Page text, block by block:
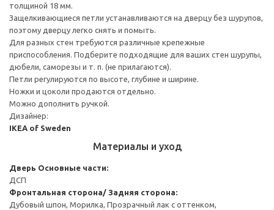
толщиной 18 мм.
Защелкивающиеся петли устанавливаются на дверцу без шурупов,
поэтому дверцу легко снять и помыть.
Для разных стен требуются различные крепежные
приспособления. Подберите подходящие для ваших стен шурупы,
дюбели, саморезы и т. п. (не прилагаются).
Петли регулируются по высоте, глубине и ширине.
Ножки и цоколи продаются отдельно.
Можно дополнить ручкой.
Дизайнер:
IKEA of Sweden
Материалы и уход
Дверь Основные части:
ДСП
Фронтальная сторона/ Задняя сторона:
Дубовый шпон, Морилка, Прозрачный лак с оттенком,